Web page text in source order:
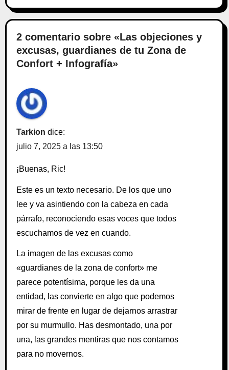
2 comentario sobre «Las objeciones y
excusas, guardianes de tu Zona de
Confort + Infografía»
Tarkion dice:
julio 7, 2025 a las 13:50
¡Buenas, Ric!
Este es un texto necesario. De los que uno
lee y va asintiendo con la cabeza en cada
párrafo, reconociendo esas voces que todos
escuchamos de vez en cuando.
La imagen de las excusas como
«guardianes de la zona de confort» me
parece potentísima, porque les da una
entidad, las convierte en algo que podemos
mirar de frente en lugar de dejarnos arrastrar
por su murmullo. Has desmontado, una por
una, las grandes mentiras que nos contamos
para no movernos.